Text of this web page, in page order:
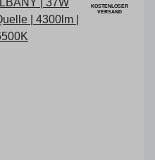
KOSTENLOSER
VERSAND